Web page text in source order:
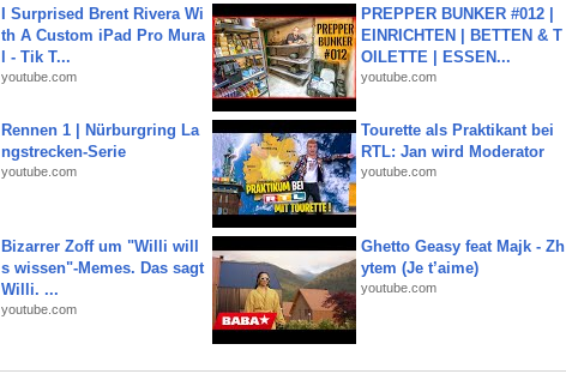
I Surprised Brent Rivera Wi
th A Custom iPad Pro Mura
l - Tik T...
youtube.com
PREPPER BUNKER #012 |
EINRICHTEN | BETTEN & T
OILETTE | ESSEN...
youtube.com
Rennen 1 | Nürburgring La
ngstrecken-Serie
youtube.com
Tourette als Praktikant bei
RTL: Jan wird Moderator
youtube.com
Bizarrer Zoff um "Willi will
s wissen"-Memes. Das sagt
Willi. ...
youtube.com
Ghetto Geasy feat Majk - Zh
ytem (Je t’aime)
youtube.com